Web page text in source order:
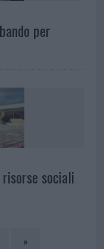
per
sociali
»